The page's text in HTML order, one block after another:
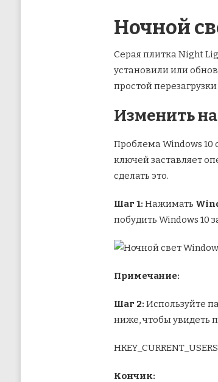
Ночной
Серая плитка Night
установили или
простой
Изменить
Проблема Windows 10
ключей заставляет
сделать это.
Шаг 1: Нажимать
побудить Windows 10
Примечание:
Шаг 2: Используйте
ниже, чтобы увидеть
Кончик: